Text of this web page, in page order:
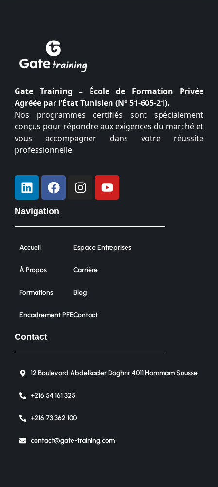
Gate Training – École de Formation Privée
Agréée par l’État Tunisien (N° 51-605-21).
Nos programmes certifiés sont spécialement
conçus pour répondre aux exigences du marché et
vous accompagner dans votre réussite
professionnelle.
Navigation
Accueil
À Propos
Formations
Encadrement PFE
Espace Entreprises
Carrière
Blog
Contact
Contact
12 Boulevard Abdelkader Daghrir 4011 Hammam Sousse
+216 54 161 325
+216 73 362 100
contact@gate-training.com